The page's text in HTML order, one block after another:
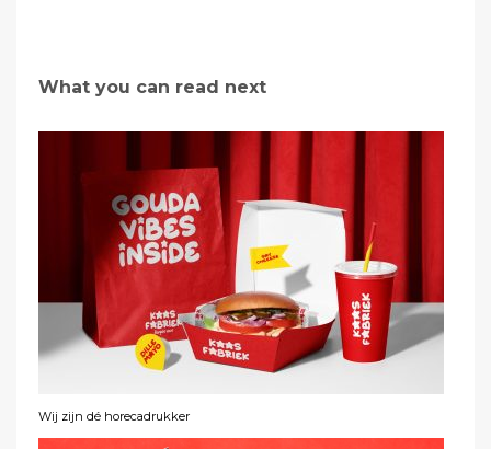
What you can read next
Wij zijn dé horecadrukker